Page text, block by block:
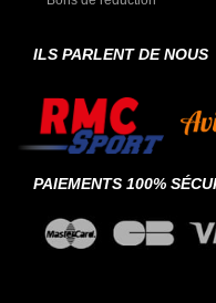
ILS PARLENT DE NOUS
PAIEMENTS 100%